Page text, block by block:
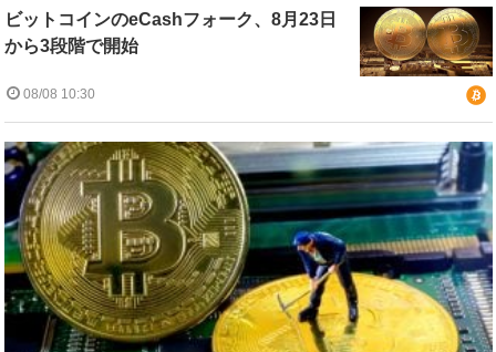
ビットコインのeCashフォーク、8月23日
から3段階で開始
08/08 10:30